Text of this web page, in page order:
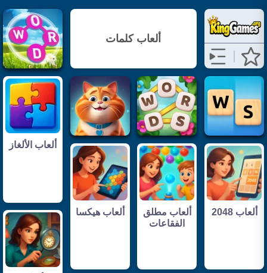
ألعاب كلمات
ألعاب الألغاز
ألعاب 2048
ألعاب مطلق
الفقاعات
ألعاب هيكسا